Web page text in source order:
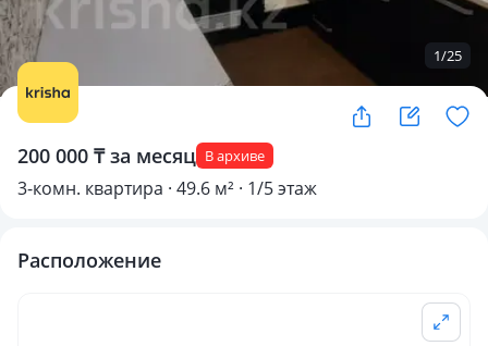
1/25
200 000 ₸ за месяц В архиве
3-комн. квартира · 49.6 м² · 1/5 этаж
Расположение